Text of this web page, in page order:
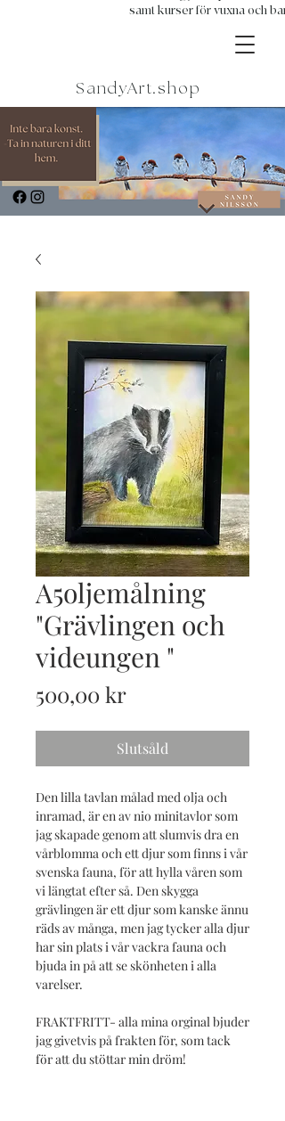
samt kurser för vuxna och
SandyArt.shop
A5oljemålning
"Grävlingen och
videungen "
500,00 krPris
Slutsåld
Den lilla tavlan målad med olja och
inramad, är en av nio minitavlor som
jag skapade genom att slumvis dra en
vårblomma och ett djur som finns i vår
svenska fauna, för att hylla våren som
vi längtat efter så. Den skygga
grävlingen är ett djur som kanske ännu
räds av många, men jag tycker alla djur
har sin plats i vår vackra fauna och
bjuda in på att se skönheten i alla
varelser.
FRAKTFRITT- alla mina orginal bjuder
jag givetvis på frakten för, som tack
för att du stöttar min dröm!